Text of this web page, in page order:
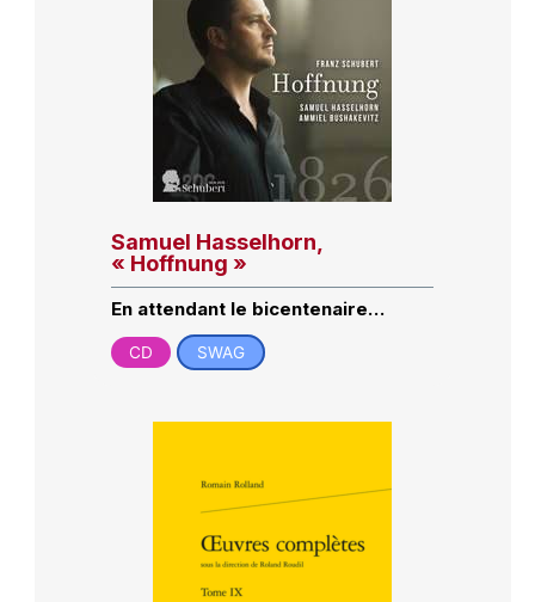
Samuel Hasselhorn,
« Hoffnung »
En attendant le bicentenaire…
CD SWAG